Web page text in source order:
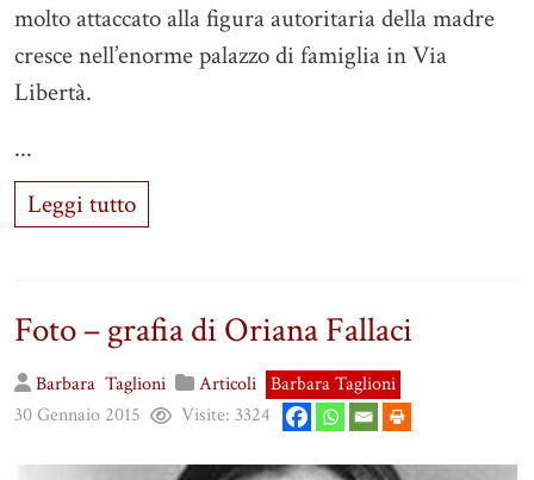
molto attaccato alla figura autoritaria della madre
cresce nell’enorme palazzo di famiglia in Via
Libertà.
...
Leggi tutto
Foto – grafia di Oriana Fallaci
Barbara Taglioni Articoli Barbara Taglioni
30 Gennaio 2015
Visite: 3324